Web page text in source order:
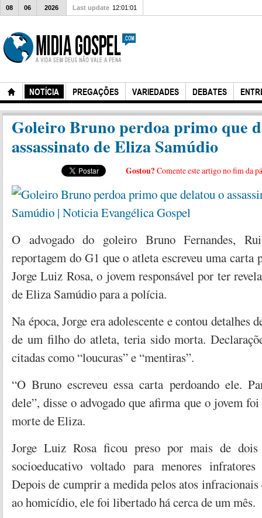
NOTÍCIA PREGAÇÕES VARIEDADES DEBATES
08 06 2026 Last update 12:01:01
Goleiro Bruno perdoa primo que
assassinato de Eliza Samúdio
Gostou? Comente este artigo no fim da
O advogado do goleiro Bruno Fernandes,
reportagem do G1 que o atleta escreveu uma carta
Jorge Luiz Rosa, o jovem responsável por ter
de Eliza Samúdio para a polícia.
Na época, Jorge era adolescente e contou detalhes
de um filho do atleta, teria sido morta.
citadas como “loucuras” e “mentiras”.
“O Bruno escreveu essa carta perdoando ele.
dele”, disse o advogado que afirma que o jovem
morte de Eliza.
Jorge Luiz Rosa ficou preso por mais de
socioeducativo voltado para menores
Depois de cumprir a medida pelos atos infracionais
ao homicídio, ele foi libertado há cerca de um mês.